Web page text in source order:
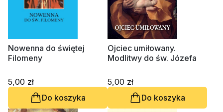
Nowenna do świętej
Filomeny
5,00 zł
Do koszyka
Ojciec umiłowany.
Modlitwy do św. Józefa
5,00 zł
Do koszyka